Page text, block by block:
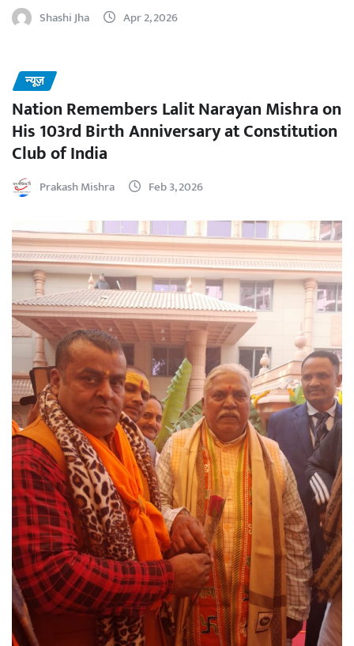
Shashi Jha Apr 2, 2026
न्यूज़
Nation Remembers Lalit Narayan Mishra on
His 103rd Birth Anniversary at Constitution
Club of India
Prakash Mishra Feb 3, 2026